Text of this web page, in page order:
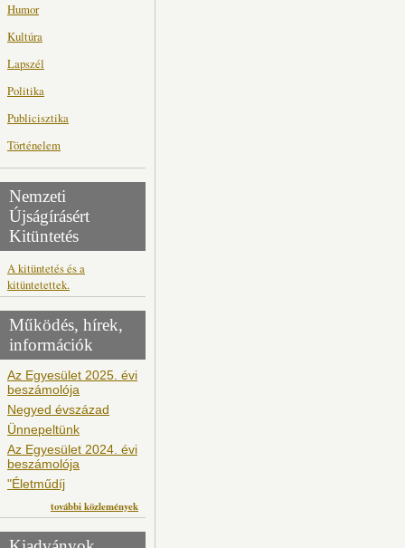
Humor
Kultúra
Lapszél
Politika
Publicisztika
Történelem
Nemzeti
Újságírásért
Kitüntetés
A kitüntetés és a
kitüntetettek.
Működés, hírek,
információk
Az Egyesület 2025. évi
beszámolója
Negyed évszázad
Ünnepeltünk
Az Egyesület 2024. évi
beszámolója
"Életműdíj
további közlemények